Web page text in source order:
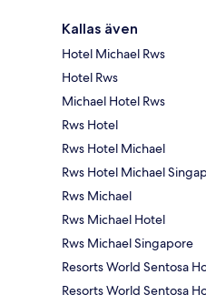
Kallas även
Hotel Michael Rws
Hotel Rws
Michael Hotel Rws
Rws Hotel
Rws Hotel Michael
Rws Hotel Michael
Rws Michael
Rws Michael Hotel
Rws Michael Singapore
Resorts World Sentosa
Resorts World Sentosa